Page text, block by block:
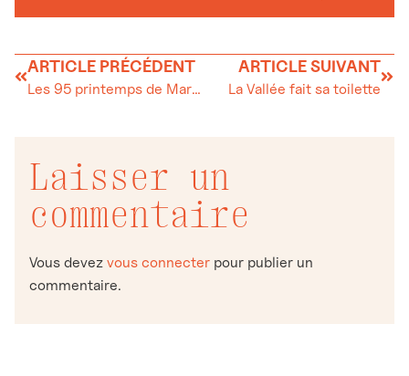
ARTICLE PRÉCÉDENT
Les 95 printemps de Marianne Meylan, fleur de La Vallée
ARTICLE SUIVANT
La Vallée fait sa toilette
Laisser un
commentaire
Vous devez vous connecter pour publier un
commentaire.